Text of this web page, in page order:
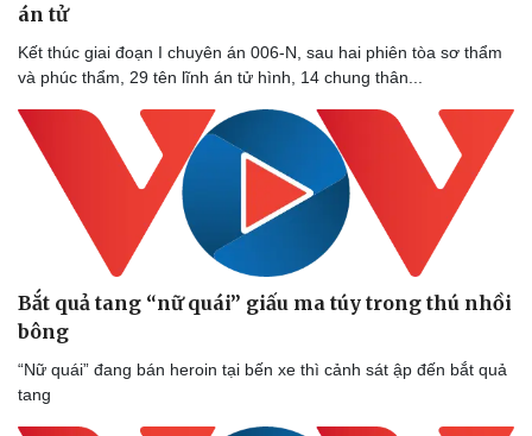
án tử
Kết thúc giai đoạn I chuyên án 006-N, sau hai phiên tòa sơ thẩm
và phúc thẩm, 29 tên lĩnh án tử hình, 14 chung thân...
Bắt quả tang “nữ quái” giấu ma túy trong thú nhồi
bông
“Nữ quái” đang bán heroin tại bến xe thì cảnh sát ập đến bắt quả
tang